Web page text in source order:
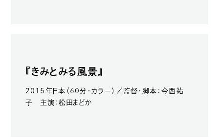
『きみとみる風景』
2015年日本（60分・カラー）／監督・脚本：今西祐
子 主演：松田まどか